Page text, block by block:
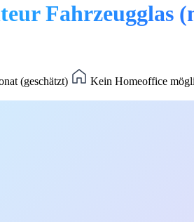
Fahrzeugglas
(geschätzt)
Kein Homeoffice